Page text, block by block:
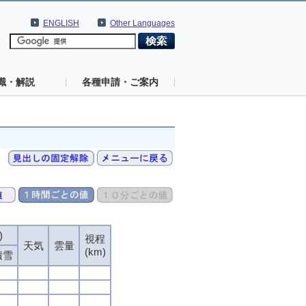
Other Languages
ENGLISH
・解説 各種申請・ご案内
天気
雲量
視程
(km)
雪
天気
雲量
視程
(km)
雪
天気
雲量
視程
(km)
雪
天気
雲量
視程
(km)
雪